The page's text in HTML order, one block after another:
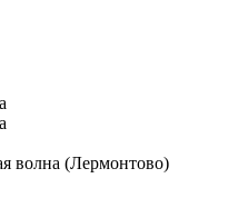
волна (Лермонтово)